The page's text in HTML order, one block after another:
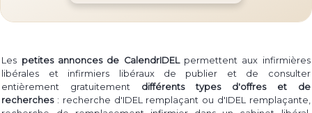
Les petites annonces de CalendrIDELpermettent aux infirmières
libérales et infirmiers libéraux de publier et de consulter
entièrement gratuitement différents types d'offres et de
recherches: recherche d'IDEL remplaçant ou d'IDEL remplaçante,